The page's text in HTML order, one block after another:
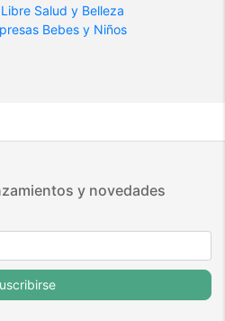
Salud y Belleza
Bebes y Niños
y novedades